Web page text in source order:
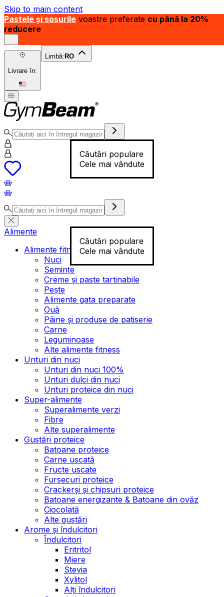
Skip to main content
Pastele și sosurile voastre preferate cu până la 20%
reducere
Livrare în:
Limbă: RO
Căutări populare
Cele mai vândute
Căutări populare
Cele mai vândute
Alimente
Alimente fitness
Nuci
Semințe
Creme și paste tartinabile
Pește
Alimente gata preparate
Ouă
Pâine și produse de patiserie
Carne
Leguminoase
Alte alimente fitness
Unturi din nuci
Unturi din nuci 100%
Unturi dulci din nuci
Unturi proteice din nuci
Super-alimente
Superalimente verzi
Fibre
Alte superalimente
Gustări proteice
Batoane proteice
Carne uscată
Fructe uscate
Fursecuri proteice
Crackerși și chipsuri proteice
Batoane energizante & Batoane din ovăz
Ciocolată
Alte gustări
Arome și îndulcitori
Îndulcitori
Eritritol
Miere
Stevia
Xylitol
Alți îndulcitori